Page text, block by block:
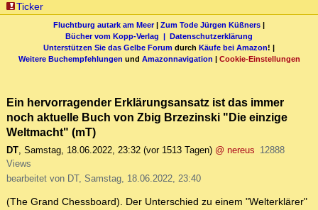
Ticker
Fluchtburg autark am Meer| Zum Tode Jürgen Küßners |
Bücher vom Kopp-Verlag | Datenschutzerklärung
Unterstützen Sie das Gelbe Forum durch Käufe bei Amazon! |
Weitere Buchempfehlungen und Amazonnavigation | Cookie-Einstellungen
Ein hervorragender Erklärungsansatz ist das immer
noch aktuelle Buch von Zbig Brzezinski "Die einzige
Weltmacht" (mT)
DT, Samstag, 18.06.2022, 23:32 (vor 1513 Tagen) @ nereus 12888
Views
bearbeitet von DT, Samstag, 18.06.2022, 23:40
(The Grand Chessboard). Der Unterschied zu einem "Welterklärer"